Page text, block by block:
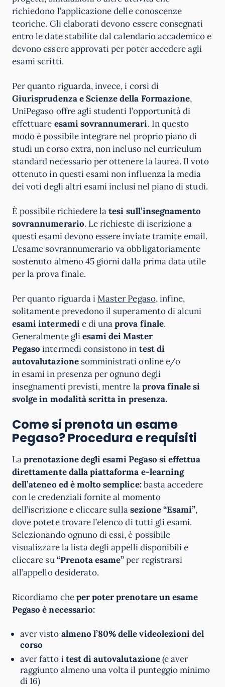
richiedono l’applicazione delle conoscenze
teoriche. Gli elaborati devono essere consegnati
entro le date stabilite dal calendario accademico e
devono essere approvati per poter accedere agli
esami scritti.
Per quanto riguarda, invece, i corsi di
Giurisprudenza e Scienze della Formazione,
UniPegaso offre agli studenti l’opportunità di
effettuare esami sovrannumerari. In questo
modo è possibile integrare nel proprio piano di
studi un corso extra, non incluso nel curriculum
standard necessario per ottenere la laurea. Il voto
ottenuto in questi esami non influenza la media
dei voti degli altri esami inclusi nel piano di studi.
È possibile richiedere latesi sull’insegnamento
sovrannumerario. Le richieste di iscrizione a
questi esami devono essere inviate tramite email.
L’esame sovrannumerario va obbligatoriamente
sostenuto almeno 45 giorni dalla prima data utile
per la prova finale.
Per quanto riguarda iMaster Pegaso, infine,
solitamente prevedono il superamento di alcuni
esami intermedie di unaprova finale.
Generalmente gliesami dei Master
Pegaso intermedi consistono in test di
autovalutazione somministrati online e/o
in esami in presenza per ognuno degli
insegnamenti previsti, mentre laprova finale si
svolge in modalità scritta in presenza.
Come si prenota un esame
Pegaso? Procedura e requisiti
Laprenotazione degli esami Pegaso si effettua
direttamente dalla piattaforma e-learning
dell’ateneo ed è molto semplice:basta accedere
con le credenziali fornite al momento
dell’iscrizione e cliccare sullasezione “Esami”,
dove potete trovare l’elenco di tutti gli esami.
Selezionando ognuno di essi, è possibile
visualizzare la lista degli appelli disponibili e
cliccare su“Prenota esame”per registrarsi
all’appello desiderato.
Ricordiamo cheper poter prenotare un esame
Pegaso è necessario:
aver visto almeno l’80% delle videolezioni del
corso
aver fatto itest di autovalutazione(e aver
raggiunto almeno una volta il punteggio minimo
di 16)